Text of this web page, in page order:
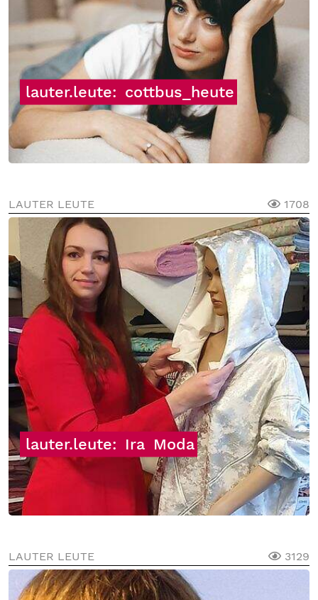
lauter.leute: cottbus_heute
LAUTER LEUTE 1708
lauter.leute: Ira Moda
LAUTER LEUTE 3129